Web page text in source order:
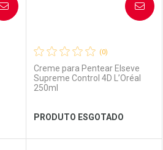
Ver Desconto Convênio
(0)
Creme para Pentear Elseve
Supreme Control 4D L’Oréal
250ml
PRODUTO ESGOTADO
AVISE-ME